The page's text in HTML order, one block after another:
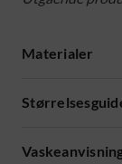
Materialer